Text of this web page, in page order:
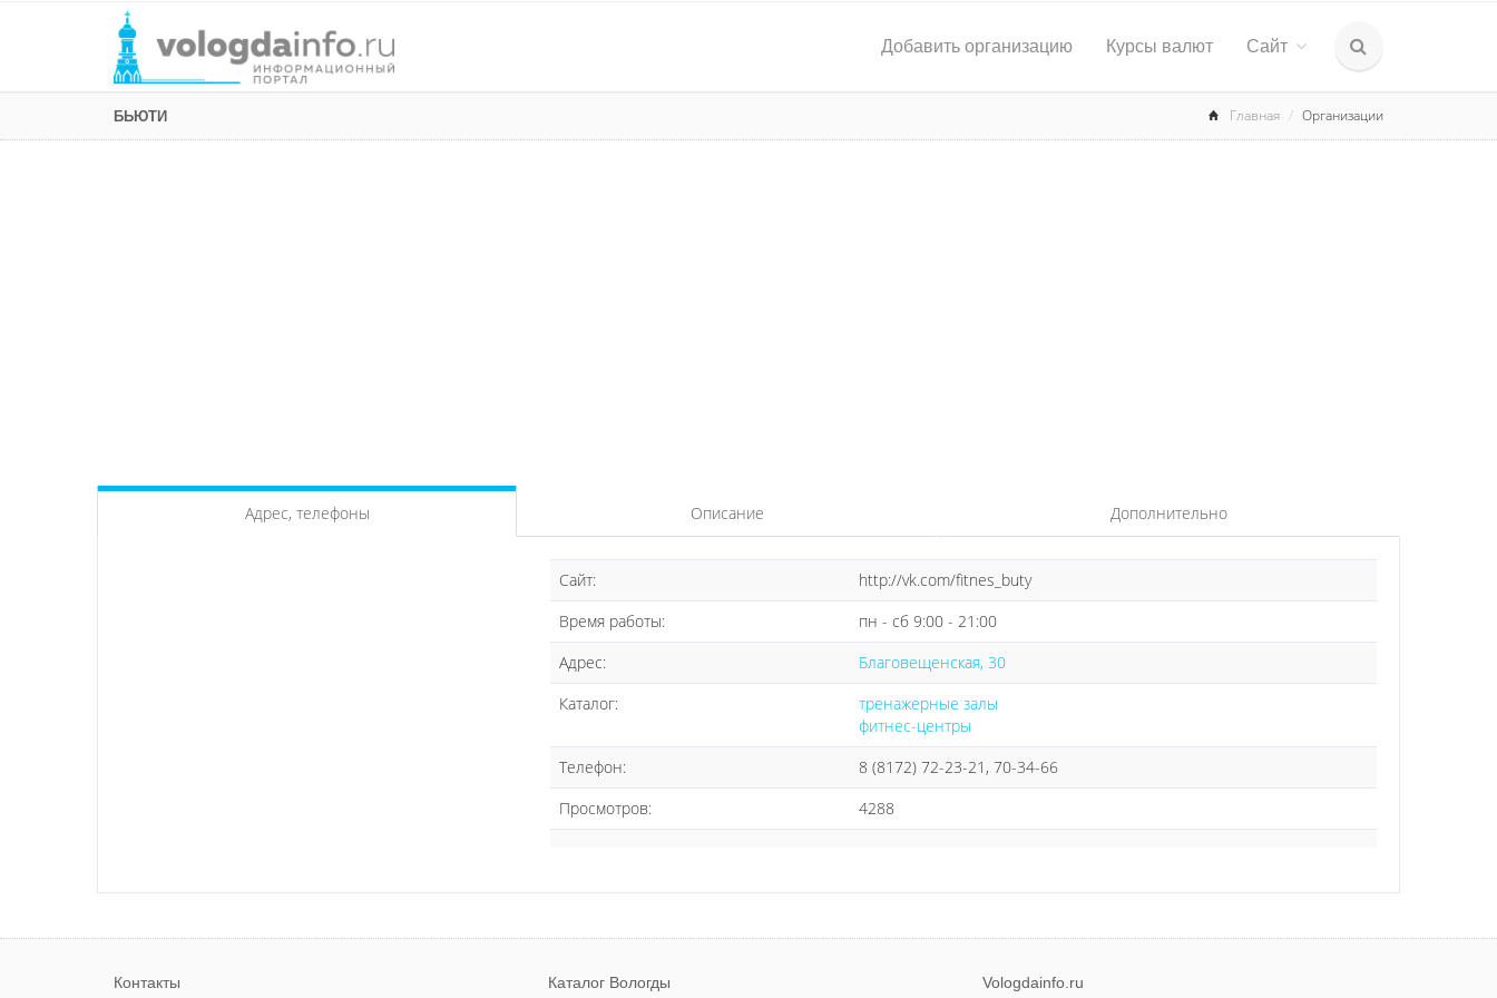
Добавить организацию Курсы валют Сайт
БЬЮТИ Главная Организации
Адрес, телефоны Описание Дополнительно
Сайт:
http://vk.com/fitnes_buty
Время работы:
пн - сб 9:00 - 21:00
Адрес:
Благовещенская, 30
Каталог:
тренажерные залы
фитнес-центры
Телефон:
8 (8172) 72-23-21, 70-34-66
Просмотров:
4288
Контакты Каталог Вологды Vologdainfo.ru